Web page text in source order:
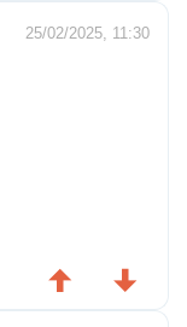
25/02/2025, 11:30